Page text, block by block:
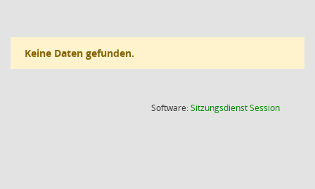
Keine Daten gefunden.
Software:SitzungsdienstSession(Wird in